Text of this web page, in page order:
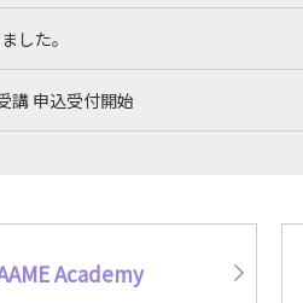
した。
講 申込受付開始
ナー～ 受講申込開始いたました
Academy